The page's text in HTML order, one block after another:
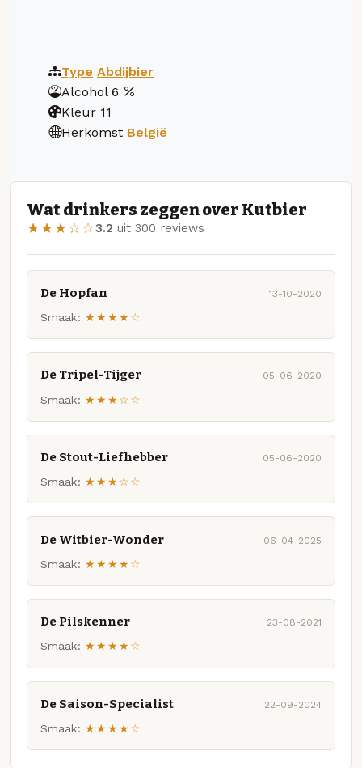
Type Abdijbier
Alcohol 6
Kleur 11
Herkomst België
Wat drinkers zeggen over Kutbier
★★★☆☆3.2 uit 300 reviews
De Hopfan 13-10-2020
Smaak: ★★★★☆
De Tripel-Tijger 05-06-2020
Smaak: ★★★☆☆
De Stout-Liefhebber 05-06-2020
Smaak: ★★★☆☆
De Witbier-Wonder 06-04-2025
Smaak: ★★★★☆
De Pilskenner 23-08-2021
Smaak: ★★★★☆
De Saison-Specialist 22-09-2024
Smaak: ★★★★☆